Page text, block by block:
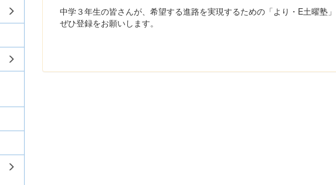
中学３年生の皆さんが、希望する進路を実現するための「より・E土曜塾
ぜひ登録をお願いします。